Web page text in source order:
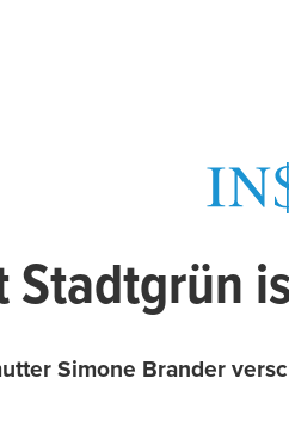
Stadtgrün
Simone Brander